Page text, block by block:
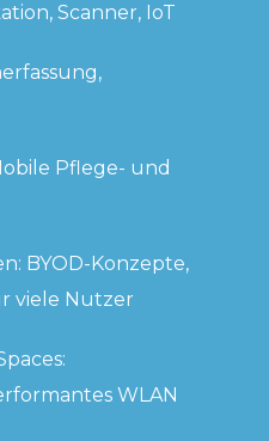
Scanner, IoT
Pflege- und
BYOD-Konzepte,
viele Nutzer
WLAN